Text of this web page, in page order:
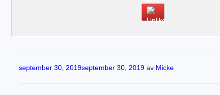
Publicerat
september 30, 2019september 30, 2019 av Micke